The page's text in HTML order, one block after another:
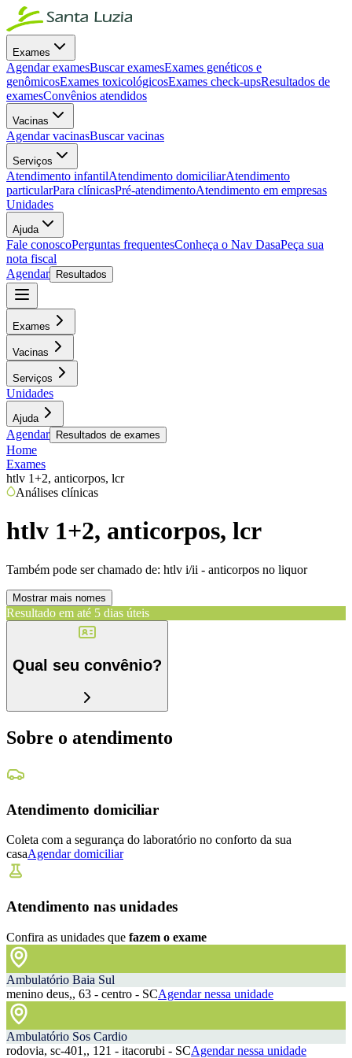
Exames
Agendar examesBuscar examesExames genéticos e
genômicosExames toxicológicosExames check-upsResultados de
examesConvênios atendidos
Vacinas
Agendar vacinasBuscar vacinas
Serviços
Atendimento infantilAtendimento domiciliarAtendimento
particularPara clínicasPré-atendimentoAtendimento em empresas
Unidades
Ajuda
Fale conoscoPerguntas frequentesConheça o Nav DasaPeça sua
nota fiscal
Agendar
Resultados
Exames
Vacinas
Serviços
Unidades
Ajuda
Agendar Resultados de exames
Home
Exames
htlv 1+2, anticorpos, lcr
Análises clínicas
htlv 1+2, anticorpos, lcr
Também pode ser chamado de: htlv i/ii - anticorpos no liquor
Mostrar mais nomes
Resultado em até 5 dias úteis
Qual seu convênio?
Sobre o atendimento
Atendimento domiciliar
Coleta com a segurança do laboratório no conforto da sua
casaAgendar domiciliar
Atendimento nas unidades
Confira as unidades que fazem o exame
Ambulatório Baia Sul
menino deus,, 63 - centro - SCAgendar nessa unidade
Ambulatório Sos Cardio
rodovia, sc-401,, 121 - itacorubi - SCAgendar nessa unidade